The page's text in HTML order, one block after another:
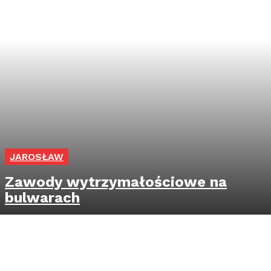
JAROSŁAW
Zawody wytrzymałościowe na
bulwarach